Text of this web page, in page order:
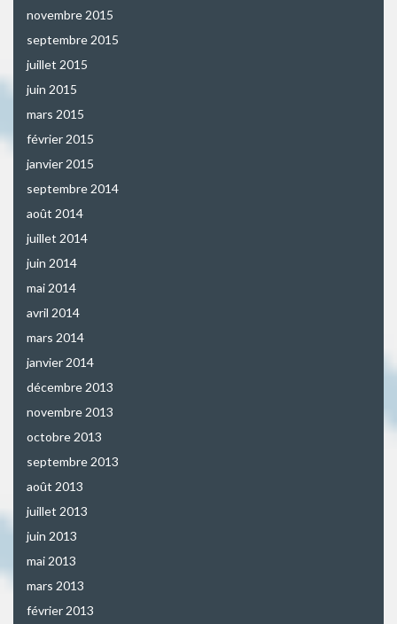
novembre 2015
septembre 2015
juillet 2015
juin 2015
mars 2015
février 2015
janvier 2015
septembre 2014
août 2014
juillet 2014
juin 2014
mai 2014
avril 2014
mars 2014
janvier 2014
décembre 2013
novembre 2013
octobre 2013
septembre 2013
août 2013
juillet 2013
juin 2013
mai 2013
mars 2013
février 2013